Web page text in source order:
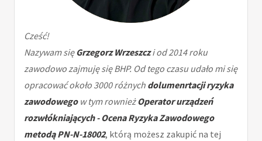
Cześć!
Nazywam sięGrzegorz Wrzeszczi od 2014 roku
zawodowo zajmuję się BHP. Od tego czasu udało mi się
opracować około 3000 różnych dolumenrtacji ryzyka
zawodowegow tym rownieżOperator urządzeń
rozwłókniających - Ocena Ryzyka Zawodowego
metodą PN-N-18002, którą możesz zakupić na tej